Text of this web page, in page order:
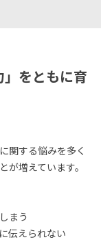
をともに育
関する悩みを多く
増えています。
まう
伝えられない